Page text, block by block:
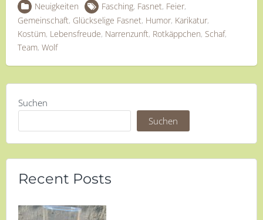
Neuigkeiten Fasching, Fasnet, Feier,
Gemeinschaft, Glückselige Fasnet, Humor, Karikatur,
Kostüm, Lebensfreude, Narrenzunft, Rotkäppchen, Schaf,
Team, Wolf
Suchen
Suchen
Recent Posts